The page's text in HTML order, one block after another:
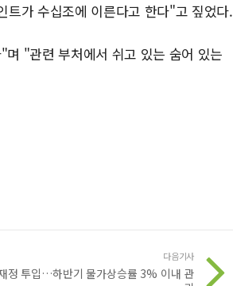
트가 수십조에 이른다고 한다"고 짚었다.
"관련 부처에서 쉬고 있는 숨어 있는
다음기사
정 투입…하반기 물가상승률 3% 이내 관